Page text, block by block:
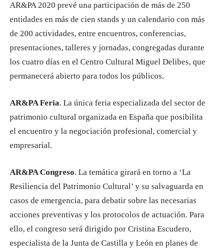
AR&PA 2020 prevé una participación de más de 250
entidades en más de cien stands y un calendario con más
de 200 actividades, entre encuentros, conferencias,
presentaciones, talleres y jornadas, congregadas durante
los cuatro días en el Centro Cultural Miguel Delibes, que
permanecerá abierto para todos los públicos.
AR&PA Feria. La única feria especializada del sector de
patrimonio cultural organizada en España que posibilita
el encuentro y la negociación profesional, comercial y
empresarial.
AR&PA Congreso. La temática girará en torno a ‘La
Resiliencia del Patrimonio Cultural’ y su salvaguarda en
casos de emergencia, para debatir sobre las necesarias
acciones preventivas y los protocolos de actuación. Para
ello, el congreso será dirigido por Cristina Escudero,
especialista de la Junta de Castilla y León en planes de